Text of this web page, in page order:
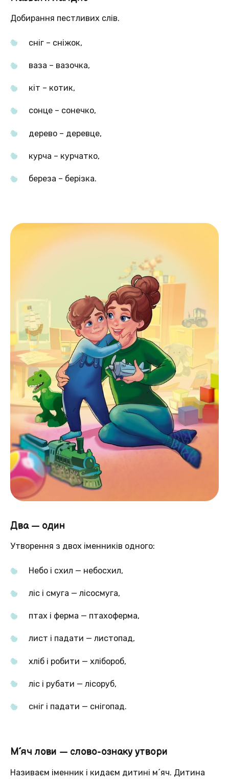
Добирання пестливих слів.
сніг – сніжок,
ваза – вазочка,
кіт – котик,
сонце – сонечко,
дерево – деревце,
курча – курчатко,
береза – берізка.
Два — один
Утворення з двох іменників одного:
Небо і схил — небосхил,
ліс і смуга — лісосмуга,
птах і ферма — птахоферма,
лист і падати — листопад,
хліб і робити — хлібороб,
ліс і рубати — лісоруб,
сніг і падати — снігопад.
М´яч лови — слово-ознаку утвори
Називаєм іменник і кидаєм дитині м´яч. Дитина